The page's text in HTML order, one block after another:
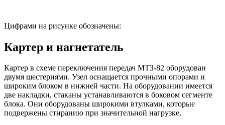
Цифрами на рисунке обозначены:
Картер и нагнетатель
Картер в схеме переключения передач МТЗ-82 оборудован
двумя шестернями. Узел оснащается прочными опорами и
широким блоком в нижней части. На оборудовании имеется
две накладки, стаканы устанавливаются в боковом сегменте
блока. Они оборудованы широкими втулками, которые
подвержены стиранию при значительной нагрузке.